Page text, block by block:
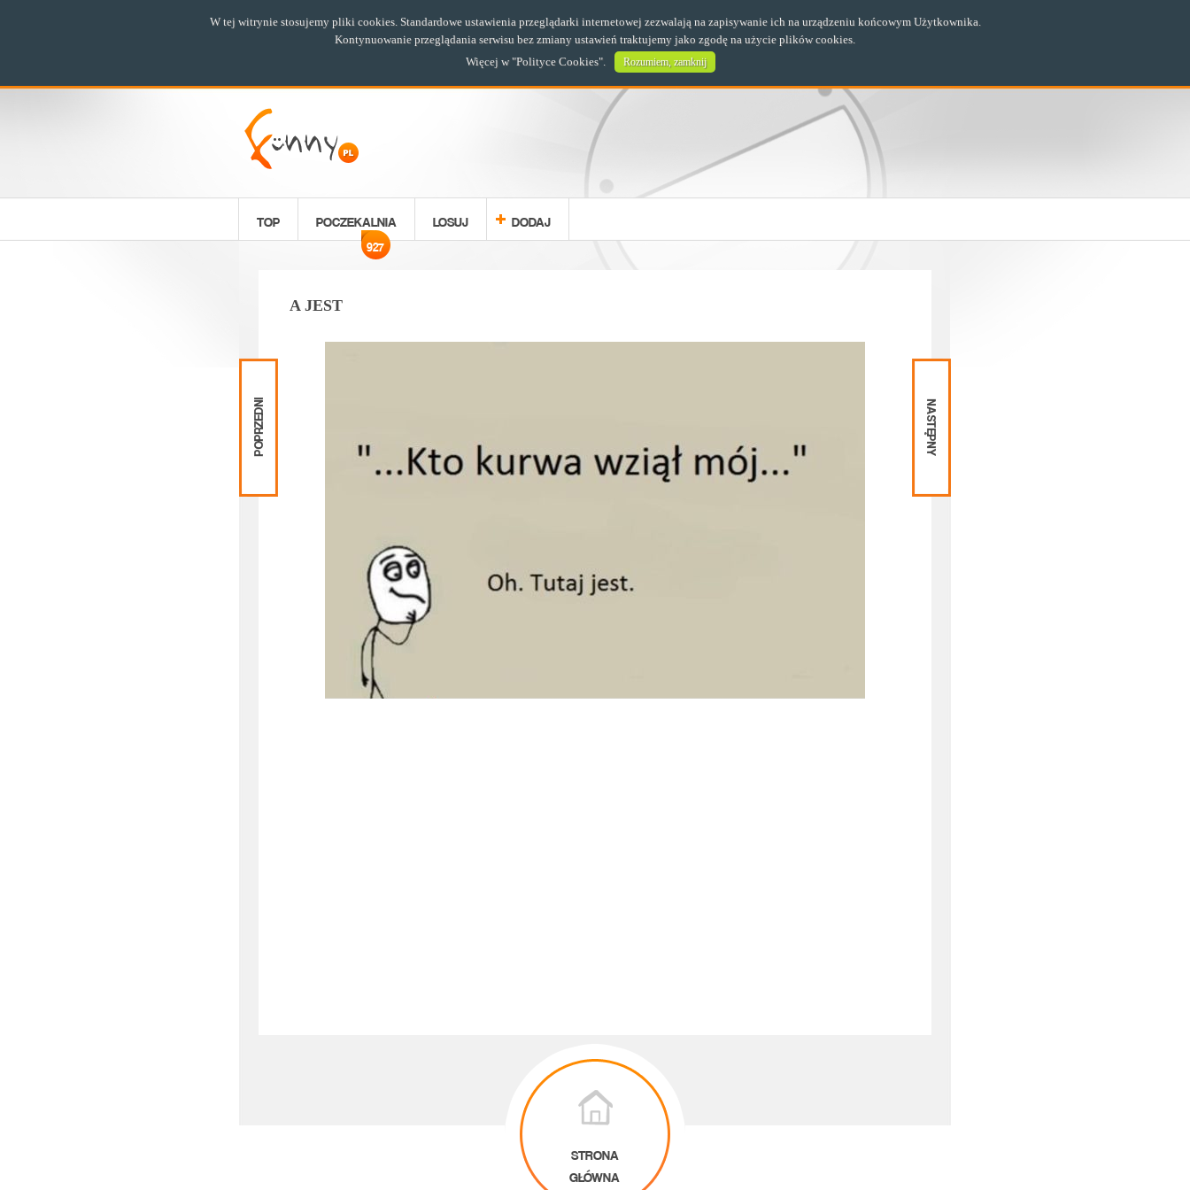
TOP POCZEKALNIA
927
LOSUJ DODAJ
A JEST
Poprzedni
Następny
STRONA
GŁÓWNA
W tej witrynie stosujemy pliki cookies. Standardowe ustawienia przeglądarki internetowej zezwalają na zapisywanie ich na urządzeniu końcowym Użytkownika.
Kontynuowanie przeglądania serwisu bez zmiany ustawień traktujemy jako zgodę na użycie plików cookies.
Więcej w "Polityce Cookies". Rozumiem, zamknij